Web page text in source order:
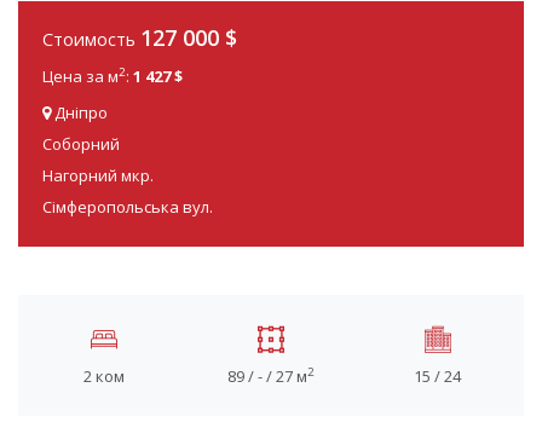
Стоимость 127 000 $
Цена за м2: 1 427 $
Дніпро
Соборний
Нагорний мкр.
Сімферопольська вул.
2 ком 89 / - / 27 м2 15 / 24